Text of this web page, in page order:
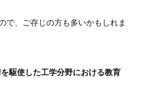
で、ご存じの方も多いかもしれま
駆使した工学分野における教育